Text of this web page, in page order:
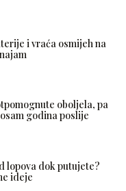
i vraća osmijeh na
oboljela, pa
godina poslije
lopova dok putujete?
ideje